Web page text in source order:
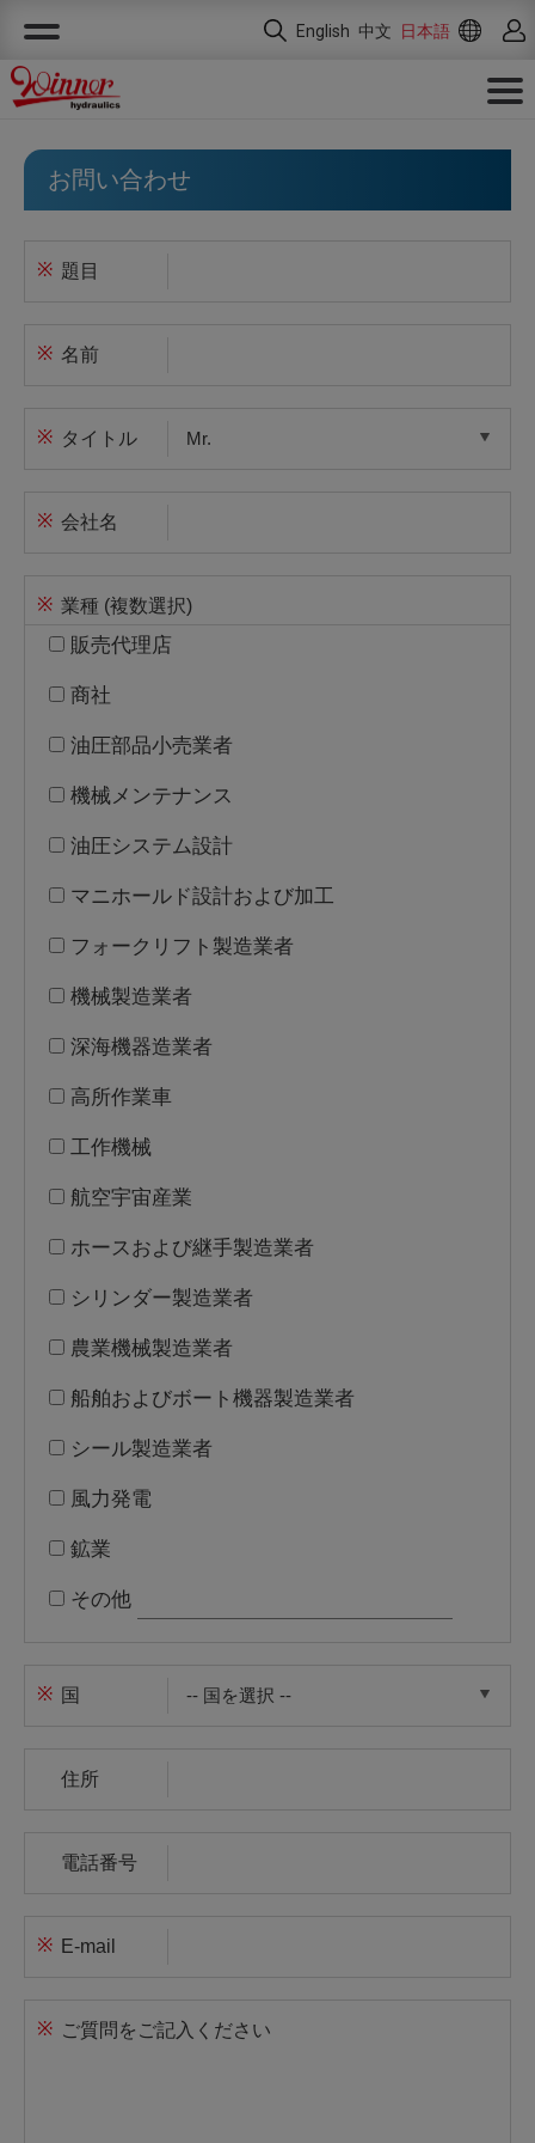
English 中文 日本語
お問い合わせ
※ 題目
※ 名前
※ タイトル
※ 会社名
※ 業種 (複数選択)
販売代理店
商社
油圧部品小売業者
機械メンテナンス
油圧システム設計
マニホールド設計および加工
フォークリフト製造業者
機械製造業者
深海機器造業者
高所作業車
工作機械
航空宇宙産業
ホースおよび継手製造業者
シリンダー製造業者
農業機械製造業者
船舶およびボート機器製造業者
シール製造業者
風力発電
鉱業
その他
※ 国
住所
電話番号
※ E-mail
※ ご質問をご記入ください